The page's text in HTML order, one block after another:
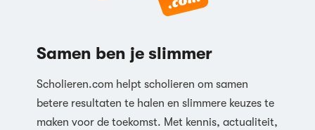
Samen ben je slimmer
Scholieren.com helpt scholieren om samen
betere resultaten te halen en slimmere keuzes te
maken voor de toekomst. Met kennis, actualiteit,